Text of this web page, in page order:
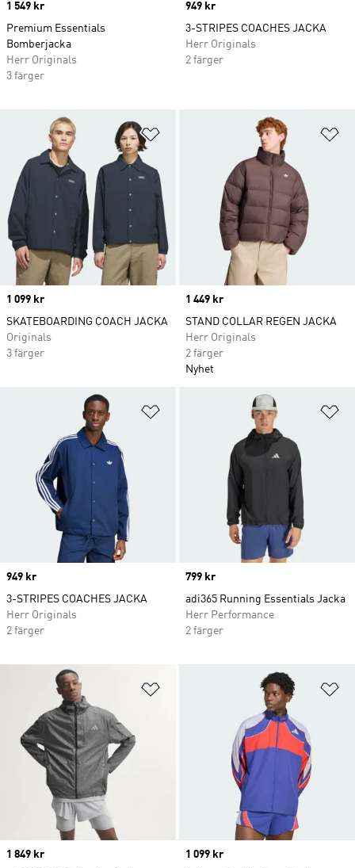
Price
1 549 kr
Premium Essentials
Bomberjacka
Herr Originals
3 färger
Price
949 kr
3-STRIPES COACHES JACKA
Herr Originals
2 färger
Lägg till på önskelistan
Price
1 099 kr
SKATEBOARDING COACH JACKA
Originals
3 färger
Price
1 449 kr
STAND COLLAR REGEN JACKA
Herr Originals
2 färger
Nyhet
Lägg till på önskelistan
Price
949 kr
3-STRIPES COACHES JACKA
Herr Originals
2 färger
Price
799 kr
adi365 Running Essentials Jacka
Herr Performance
2 färger
Lägg till på önskelistan
Price
1 849 kr
Price
1 099 kr